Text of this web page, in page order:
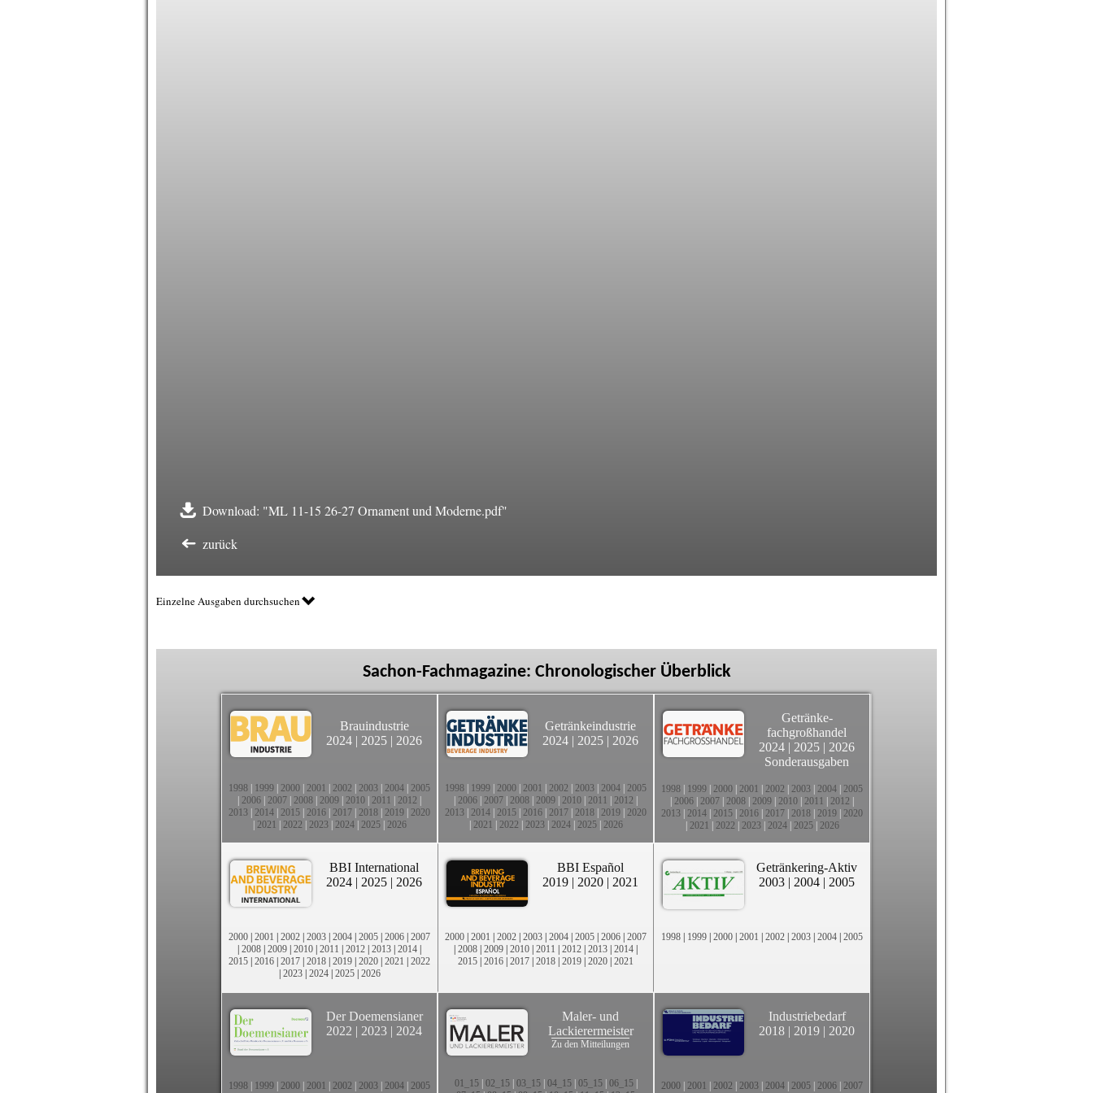
Download: "ML 11-15 26-27 Ornament und Moderne.pdf"
zurück
Einzelne Ausgaben durchsuchen
Sachon-Fachmagazine: Chronologischer Überblick
Brauindustrie
2024 | 2025 | 2026
1998 1999 2000 2001 2002 2003 2004 2005
2006 2007 2008 2009 2010 2011 2012
2013 2014 2015 2016 2017 2018 2019 2020
2021 2022 2023| 2024| 2025| 2026
Getränkeindustrie
2024 | 2025 | 2026
1998 1999 2000 2001 2002 2003 2004 2005
2006 2007 2008 2009 2010 2011 2012
2013 2014 2015 2016 2017 2018 2019 2020
2021 2022 2023| 2024| 2025| 2026
Getränke-
fachgroßhandel
2024 | 2025 | 2026
Sonderausgaben
1998 1999 2000 2001 2002 2003 2004 2005
2006 2007 2008 2009 2010 2011 2012
2013 2014 2015 2016 2017 2018 2019 2020
2021 2022 2023| 2024| 2025| 2026
BBI International
2024 | 2025 | 2026
2000 | 2001 | 2002 | 2003 | 2004 | 2005 | 2006 | 2007
| 2008 | 2009 | 2010 | 2011 | 2012 | 2013 | 2014 |
2015 | 2016 | 2017 | 2018 | 2019 | 2020 | 2021 | 2022
| 2023| 2024| 2025| 2026
BBI Español
2019 | 2020 | 2021
2000 | 2001 | 2002 | 2003 | 2004 | 2005 | 2006 | 2007
| 2008 | 2009 | 2010 | 2011 | 2012 | 2013 | 2014 |
2015 | 2016 | 2017 | 2018 | 2019 | 2020 | 2021
Getränkering-Aktiv
2003 | 2004 | 2005
1998 | 1999 | 2000 | 2001 | 2002 | 2003 | 2004 | 2005
Der Doemensianer
2022 | 2023 | 2024
1998 1999 2000 2001 2002 2003 2004 2005
Maler- und
Lackierermeister
Zu den Mitteilungen
01_15| 02_15| 03_15| 04_15| 05_15| 06_15|
Industriebedarf
2018 | 2019 | 2020
2000 2001 2002 2003 2004 2005 2006 2007